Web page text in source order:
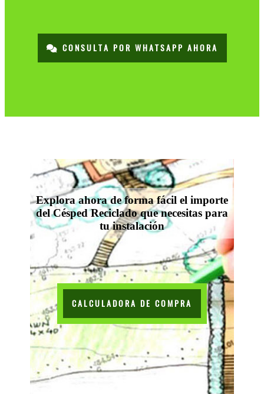
CONSULTA POR WHATSAPP AHORA
Explora ahora de forma fácil el importe
del Césped Reciclado que necesitas para
tu instalación
CALCULADORA DE COMPRA